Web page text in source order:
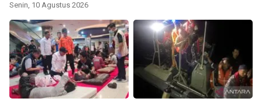
Senin, 10 Agustus 2026